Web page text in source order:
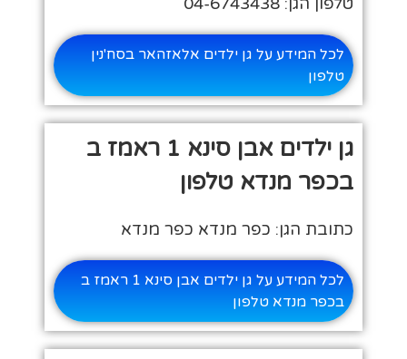
לכל המידע על גן ילדים אלאזהאר בסח'נין
טלפון
גן ילדים אבן סינא 1 ראמז ב
בכפר מנדא טלפון
כתובת הגן: כפר מנדא כפר מנדא
לכל המידע על גן ילדים אבן סינא 1 ראמז ב
בכפר מנדא טלפון